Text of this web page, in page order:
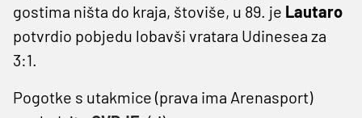
gostima ništa do kraja, štoviše, u 89. je Lautaro
potvrdio pobjedu lobavši vratara Udinesea za
3:1.
Pogotke s utakmice (prava ima Arenasport)